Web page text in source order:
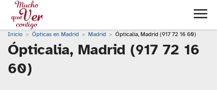
Inicio Ópticas en Madrid Madrid Ópticalia, Madrid (917 72 16 60)
Ópticalia, Madrid (917 72 16
60)